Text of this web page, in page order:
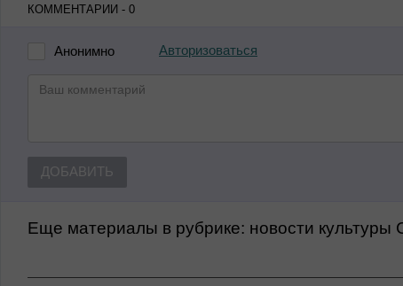
КОММЕНТАРИИ - 0
Анонимно Авторизоваться
ДОБАВИТЬ
Еще материалы в рубрике: Новости